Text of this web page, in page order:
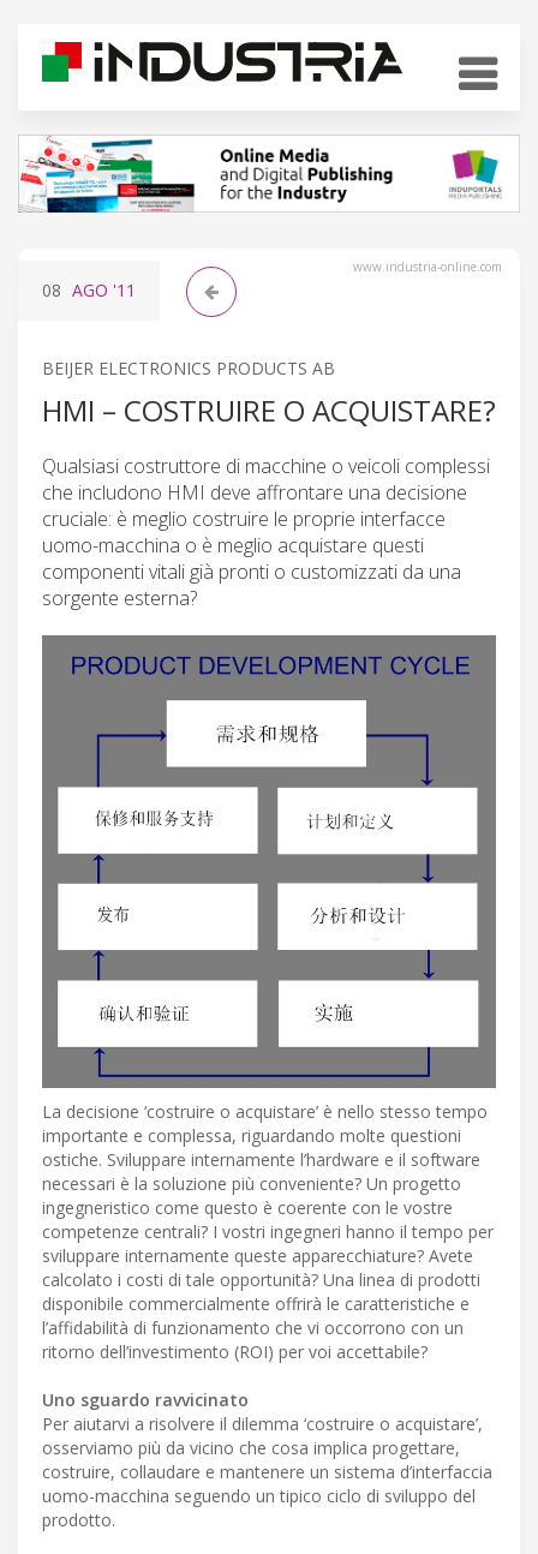
www.industria-online.com
08 AGO '11
BEIJER ELECTRONICS PRODUCTS AB
HMI – COSTRUIRE O ACQUISTARE?
Qualsiasi costruttore di macchine o veicoli complessi
che includono HMI deve affrontare una decisione
cruciale: è meglio costruire le proprie interfacce
uomo-macchina o è meglio acquistare questi
componenti vitali già pronti o customizzati da una
sorgente esterna?
La decisione ‘costruire o acquistare’ è nello stesso tempo
importante e complessa, riguardando molte questioni
ostiche. Sviluppare internamente l’hardware e il software
necessari è la soluzione più conveniente? Un progetto
ingegneristico come questo è coerente con le vostre
competenze centrali? I vostri ingegneri hanno il tempo per
sviluppare internamente queste apparecchiature? Avete
calcolato i costi di tale opportunità? Una linea di prodotti
disponibile commercialmente offrirà le caratteristiche e
l’affidabilità di funzionamento che vi occorrono con un
ritorno dell’investimento (ROI) per voi accettabile?
Uno sguardo ravvicinato
Per aiutarvi a risolvere il dilemma ‘costruire o acquistare’,
osserviamo più da vicino che cosa implica progettare,
costruire, collaudare e mantenere un sistema d’interfaccia
uomo-macchina seguendo un tipico ciclo di sviluppo del
prodotto.